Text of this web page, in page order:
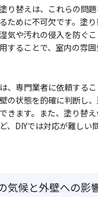
り替えは、これらの問
ために不可欠です。塗
気や汚れの侵入を防ぐこ
することで、室内の雰
、専門業者に依頼するこ
の状態を的確に判断し
きます。また、塗り替
、DIYでは対応が難しい
気候と外壁への影